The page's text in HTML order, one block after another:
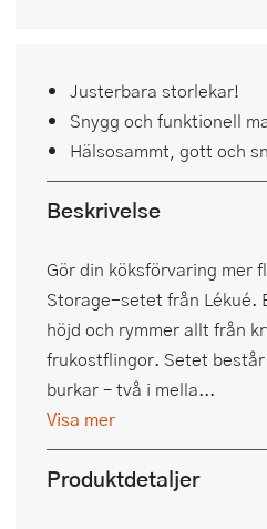
Justerbara storlekar!
Snygg och funktionell
Hälsosammt, gott och
Beskrivelse
Gör din köksförvaring mer
Storage-setet från Lékué.
höjd och rymmer allt från
frukostflingor. Setet
burkar – två i mella...
Visa mer
Produktdetaljer